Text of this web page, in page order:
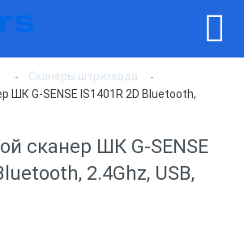
Сканеры штрихкода
ШК G-SENSE IS1401R 2D Bluetooth,
сканер ШК G-SENSE
2.4Ghz, USB,